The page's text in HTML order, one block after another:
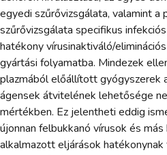
egyedi szűrővizsgálata, valamint a
szűrővizsgálata specifikus
hatékony vírusinaktiváló/
gyártási folyamatba. Mindezek
plazmából előállított gyógyszerek
ágensek átvitelének lehetősége
mértékben. Ez jelentheti eddig
újonnan felbukkanó vírusok és
alkalmazott eljárások